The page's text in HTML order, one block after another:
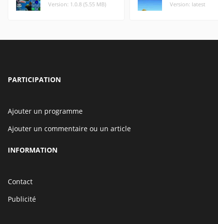
Version: 1.0.8 (5.55 MB) Version: latest
PARTICIPATION
Ajouter un programme
Ajouter un commentaire ou un article
INFORMATION
Contact
Publicité